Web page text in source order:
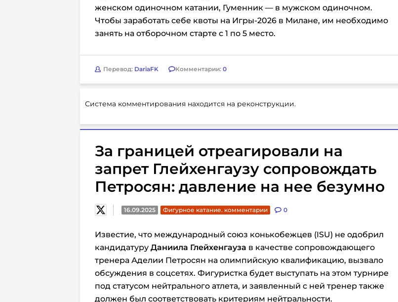
женском одиночном катании, Гуменник — в мужском одиночном.
Чтобы заработать себе квоты на Игры-2026 в Милане, им необходимо
занять на отборочном старте с 1 по 5 место.
Перевод: DariaFK Комментарии: 0
Система комментирования находится на реконструкции.
За границей отреагировали на
запрет Глейхенгаузу сопровождать
Петросян: давление на нее безумно
16.09.2025 Фигурное катание. комментарии 0
Известие, что международный союз конькобежцев (ISU) не одобрил
кандидатуру Даниила Глейхенгауза в качестве сопровождающего
тренера Аделии Петросян на олимпийскую квалификацию, вызвало
обсуждения в соцсетях. Фигуристка будет выступать на этом турнире
под статусом нейтрального атлета, и заявленный с ней тренер также
должен был соответствовать критериям нейтральности.